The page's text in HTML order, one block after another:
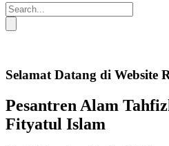
Selamat Datang di Website
Pesantren Alam
Fityatul Islam